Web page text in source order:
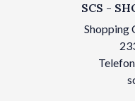
SCS -
Shopping